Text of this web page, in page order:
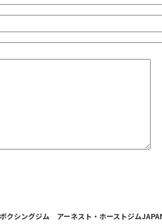
クシングジム アーネスト・ホーストジム